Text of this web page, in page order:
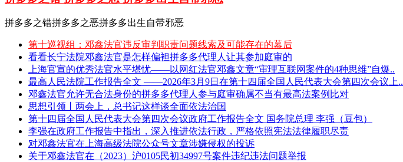
拼多多之错拼多多之恶拼多多出生自带邪恶
第十巡视组：邓鑫法官违反审判职责问题线索及可能存在的幕后
看看长宁法院邓鑫法官是怎样偏袒拼多多代理人让其参加庭审的
上海官宣的优秀法官水平堪忧——以网红法官邓鑫文章“审理互联网案件的4种思维”自爆..
最高人民法院工作报告全文 ——2026年3月9日在第十四届全国人民代表大会第四次会议上..
邓鑫法官允许无合法身份的拼多多代理人参与庭审确属不当有最高法案例比对
思想引领丨两会上，总书记这样谈全面依法治国
第十四届全国人民代表大会第四次会议政府工作报告全文 国务院总理 李强（豆包）
李强在政府工作报告中指出，深入推进依法行政，严格依照宪法法律履职尽责
对邓鑫法官在上海高级法院公众号文章涉嫌侵权的投诉
关于邓鑫法官在（2023）沪0105民初34997号案件违纪违法问题举报